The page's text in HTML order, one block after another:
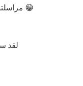
مراسلتنا برسالة عالخاص لحجز موعد استشارة 😁
لقد